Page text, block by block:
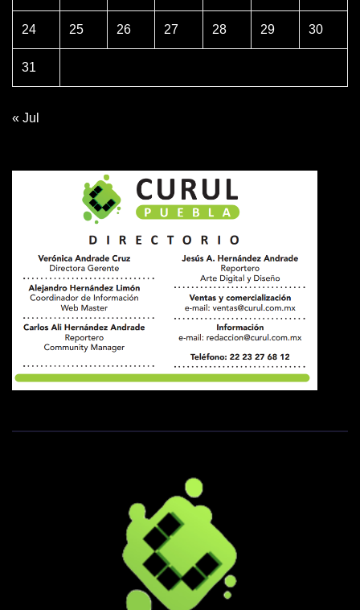
24 25 26 27 28 29 30
31
« Jul